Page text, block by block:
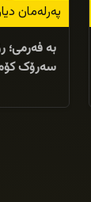
پەرلەمان
سەرۆک